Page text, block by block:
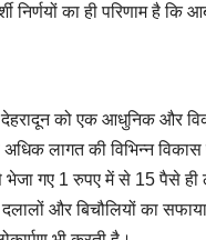
निर्णयों का ही परिणाम है
को एक आधुनिक और
लागत की विभिन्न विकास
गए 1 रुपए में से 15 पैसे
और बिचौलियों का